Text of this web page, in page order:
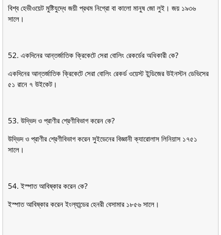
বিশ্ব হেভীওয়েট মুষ্টিযুদ্ধে জয়ী প্রথম নিগ্রো বা কালাে মানুষ জো লুই। জয় ১৯৩৬
সালে।
52. একদিনের আন্তর্জাতিক ক্রিকেটে সেরা বােলিং রেকর্ডের অধিকারী কে?
একদিনের আন্তর্জাতিক ক্রিকেটে সেরা বােলিং রেকর্ড ওয়েস্ট ইন্ডিজের উইনস্টন ডেভিসের
৫১ রানে ৭ উইকেট।
53. উদ্ভিদ ও প্রাণীর শ্রেণীবিভাগ করেন কে?
উদ্ভিদ ও প্রাণীর শ্রেণীবিভাগ করেন সুইডেনের বিজ্ঞানী ক্যারােলাস লিনিয়াস ১৭৫১
সালে।
54. ইস্পাত আবিষ্কার করেন কে?
ইস্পাত আবিষ্কার করেন ইংল্যান্ডের হেনরী বেসামার ১৮৫৬ সালে।